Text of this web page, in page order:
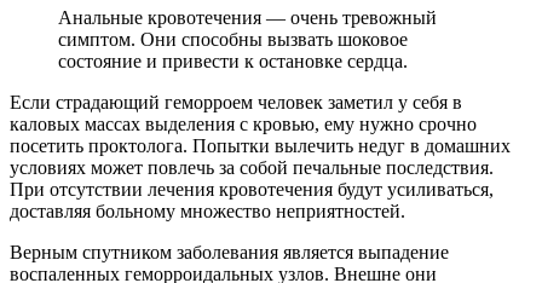
Анальные кровотечения — очень тревожный
симптом. Они способны вызвать шоковое
состояние и привести к остановке сердца.
Если страдающий геморроем человек заметил у себя в
каловых массах выделения с кровью, ему нужно срочно
посетить проктолога. Попытки вылечить недуг в домашних
условиях может повлечь за собой печальные последствия.
При отсутствии лечения кровотечения будут усиливаться,
доставляя больному множество неприятностей.
Верным спутником заболевания является выпадение
воспаленных геморроидальных узлов. Внешне они